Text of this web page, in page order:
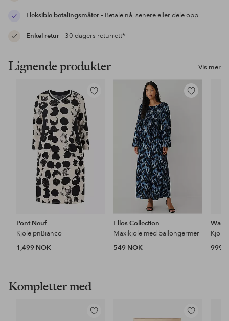
Fleksible betalingsmåter– Betale nå, senere eller dele opp
Enkel retur– 30 dagers returrett*
Vis mer
Lignende produkter
Legg
favoritter
Pont Neuf
Kjole pnBianco
1,499 NOK
Legg
Ellos Collection
Maxikjole med ballongermer
549 NOK
Kjole
999
Kompletter med
Legg
Legg